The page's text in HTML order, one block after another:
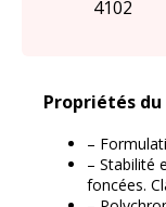
4102
Propriétés
–
– Stabilité
foncées.